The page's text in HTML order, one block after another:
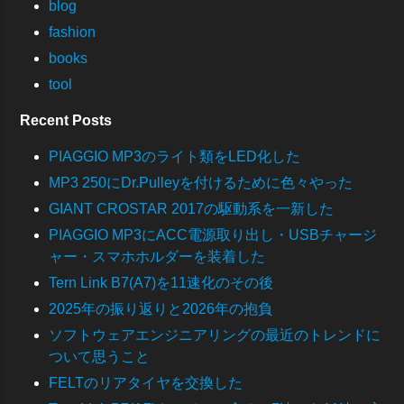
blog
fashion
books
tool
Recent Posts
PIAGGIO MP3のライト類をLED化した
MP3 250にDr.Pulleyを付けるために色々やった
GIANT CROSTAR 2017の駆動系を一新した
PIAGGIO MP3にACC電源取り出し・USBチャージ
ャー・スマホホルダーを装着した
Tern Link B7(A7)を11速化のその後
2025年の振り返りと2026年の抱負
ソフトウェアエンジニアリングの最近のトレンドに
ついて思うこと
FELTのリアタイヤを交換した